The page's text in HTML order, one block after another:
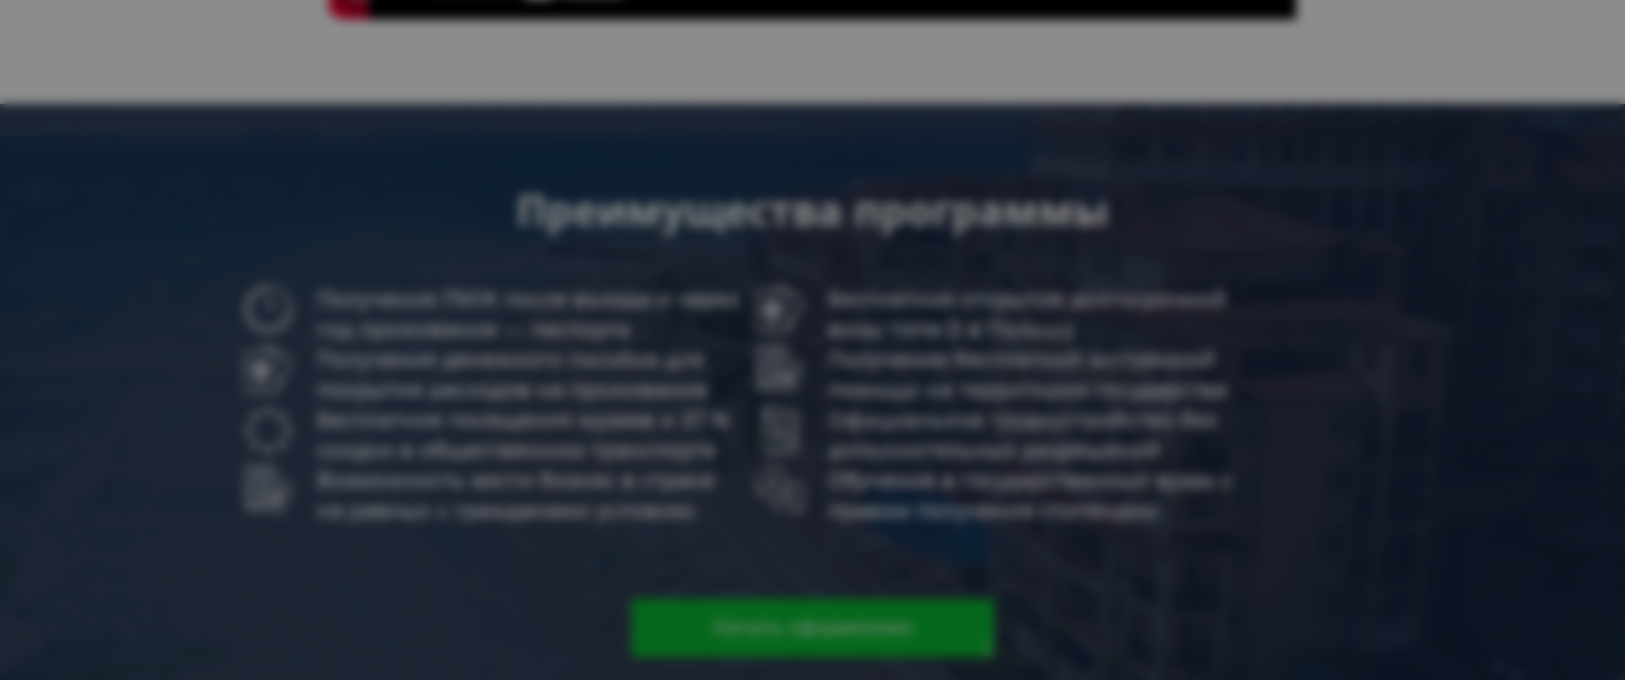
Преимущества программы
Получение ПМЖ после въезда и через
год проживания — паспорта
Бесплатное открытие долгосрочной
визы типа D в Польшу
Получение денежного пособия для
покрытия расходов на проживание
Получение бесплатной экстренной
помощи на территории государства
Бесплатное посещение музеев и 37 %
скидки в общественном транспорте
Официальное трудоустройство без
дополнительных разрешений
Возможность вести бизнес в стране
на равных с гражданами условиях
Обучение в государственных вузах с
правом получения стипендии
Начать оформление